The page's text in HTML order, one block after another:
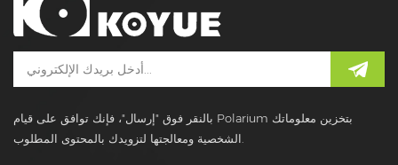
بالنقر فوق "إرسال"، فإنك توافق على قيام Polarium بتخزين معلوماتك